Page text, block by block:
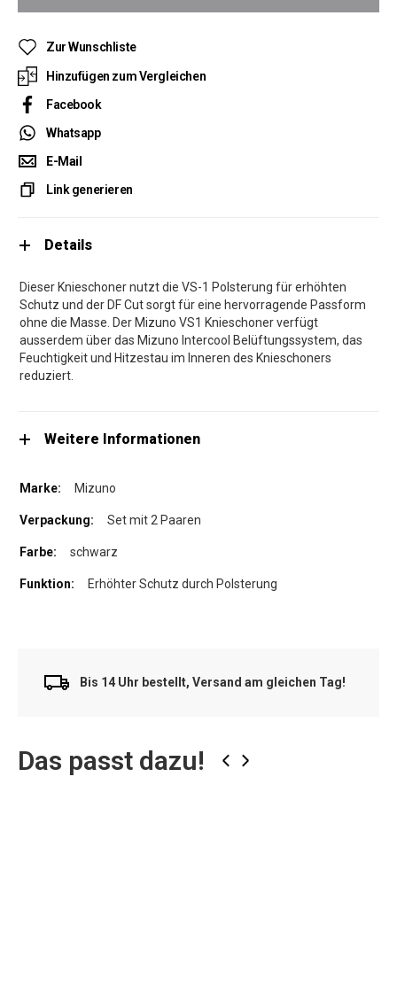
Zur Wunschliste
Hinzufügen zum Vergleichen
Facebook
Whatsapp
E-Mail
Link generieren
Details
Dieser Knieschoner nutzt die VS-1 Polsterung für erhöhten
Schutz und der DF Cut sorgt für eine hervorragende Passform
ohne die Masse. Der Mizuno VS1 Knieschoner verfügt
ausserdem über das Mizuno Intercool Belüftungssystem, das
Feuchtigkeit und Hitzestau im Inneren des Knieschoners
reduziert.
Weitere Informationen
Mizuno
Set mit 2 Paaren
schwarz
Erhöhter Schutz durch Polsterung
Bis 14 Uhr bestellt, Versand am gleichen Tag!
Das passt dazu! ‹ ›